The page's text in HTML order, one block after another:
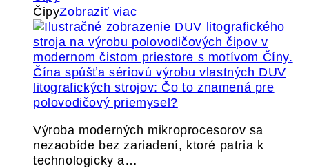
ČipyZobraziť viac
Čína spúšťa sériovú výrobu vlastných DUV
litografických strojov: Čo to znamená pre
polovodičový priemysel?
Výroba moderných mikroprocesorov sa
nezaobíde bez zariadení, ktoré patria k
technologicky a…